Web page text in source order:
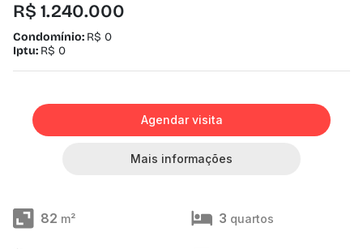
R$ 1.240.000
Condomínio: R$ 0
Iptu: R$ 0
Agendar visita
Mais informações
82 m² 3 quartos